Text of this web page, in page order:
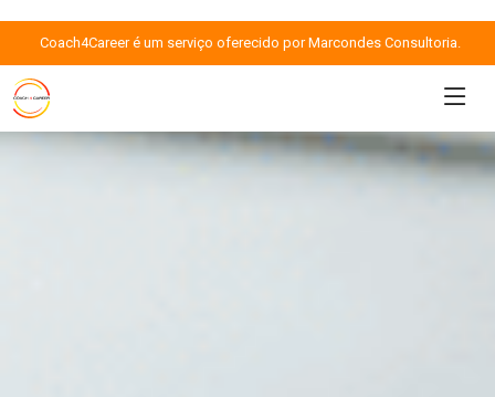
Coach4Career é um serviço oferecido por Marcondes Consultoria.